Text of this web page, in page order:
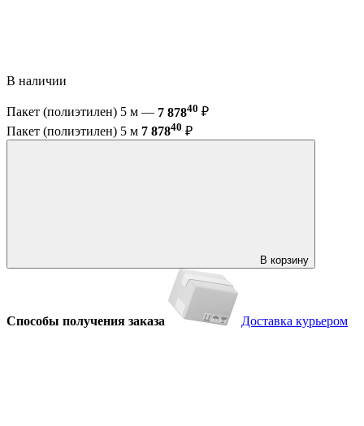
В наличии
Пакет (полиэтилен) 5 м — 7 87840 ₽
Пакет (полиэтилен) 5 м 7 87840 ₽
В корзину
Способы получения заказа Доставка курьером